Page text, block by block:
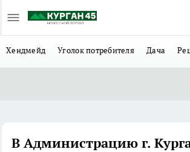
Хендмейд Уголок потребителя Дача
В Администрацию г.